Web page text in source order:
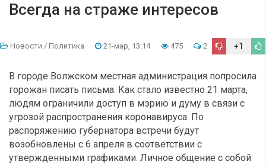
Всегда на страже интересов
Новости / Политика 21-мар, 13:14 475 2 +1
В городе Волжском местная администрация попросила
горожан писать письма. Как стало известно 21 марта,
людям ограничили доступ в мэрию и думу в связи с
угрозой распространения коронавируса. По
распоряжению губернатора встречи будут
возобновлены с 6 апреля в соответствии с
утвержденными графиками. Личное общение с собой